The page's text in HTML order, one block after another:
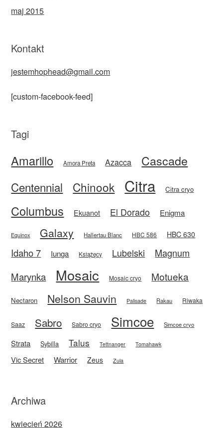
maj 2015
Kontakt
jestemhophead@gmail.com
[custom-facebook-feed]
Tagi
Amarillo Amora Preta Azacca Cascade
Centennial Chinook Citra Citra cryo
Columbus Ekuanot El Dorado Enigma
Equinox Galaxy Hallertau Blanc HBC 586 HBC 630
Idaho 7 Iunga Książęcy Lubelski
Magnum
Marynka
Mosaic Mosaic cryo Motueka
Nectaron Nelson Sauvin Palisade Rakau Riwaka
Saaz Sabro Sabro cryo Simcoe Simcoe cryo
Strata Sybilla Talus Tettnanger Tomahawk
Vic Secret Warrior Zeus Zula
Archiwa
kwiecień 2026